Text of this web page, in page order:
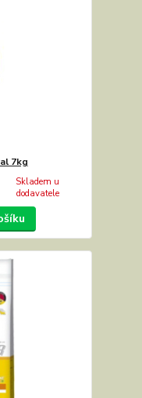
7kg
Skladem u
dodavatele